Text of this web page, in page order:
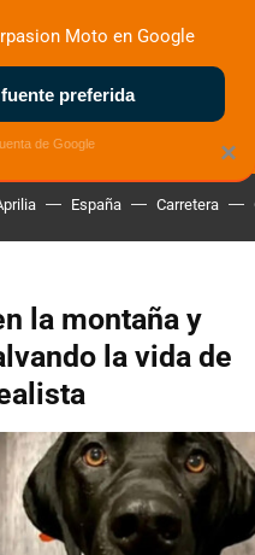
MOTOS ELÉCTRICAS
España Carretera
la montaña y
la vida de
×
Moto en Google
preferida
de Google